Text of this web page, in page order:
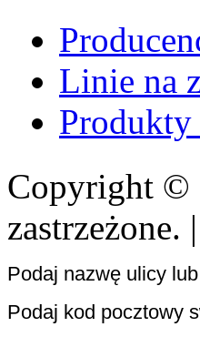
Linie na
Produkty
Copyright ©
Podaj nazwę ulicy
Podaj kod pocztowy